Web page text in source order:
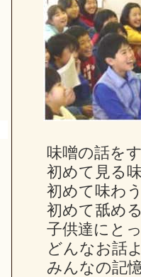
味噌の話を
初めて見る
初めて味わ
初めて舐め
子供達にと
どんなお話
みんなの記